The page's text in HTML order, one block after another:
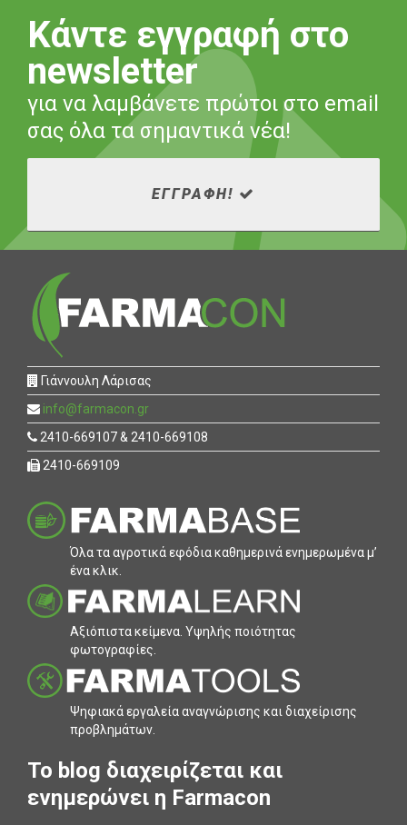
Κάντε εγγραφή στο
newsletter
για να λαμβάνετε πρώτοι στο email
σας όλα τα σημαντικά νέα!
ΕΓΓΡΑΦΗ!
Γιάννουλη Λάρισας
info@farmacon.gr
2410-669107 & 2410-669108
2410-669109
Όλα τα αγροτικά εφόδια καθηµερινά ενηµερωµένα µ’
ένα κλικ.
Αξιόπιστα κείµενα. Υψηλής ποιότητας
φωτογραφίες.
Ψηφιακά εργαλεία αναγνώρισης και διαχείρισης
προβληµάτων.
To blog διαχειρίζεται και
ενημερώνει η Farmacon